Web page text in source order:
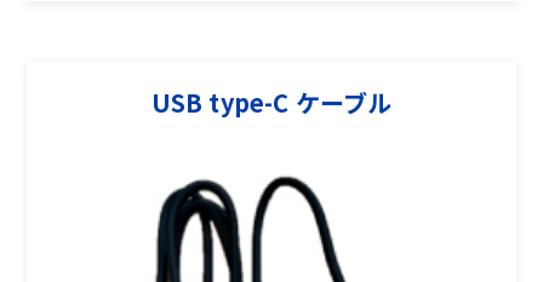
USB type-C ケーブル